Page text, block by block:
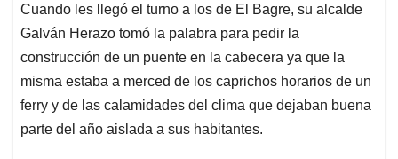
Cuando les llegó el turno a los de El Bagre, su alcalde
Galván Herazo tomó la palabra para pedir la
construcción de un puente en la cabecera ya que la
misma estaba a merced de los caprichos horarios de un
ferry y de las calamidades del clima que dejaban buena
parte del año aislada a sus habitantes.